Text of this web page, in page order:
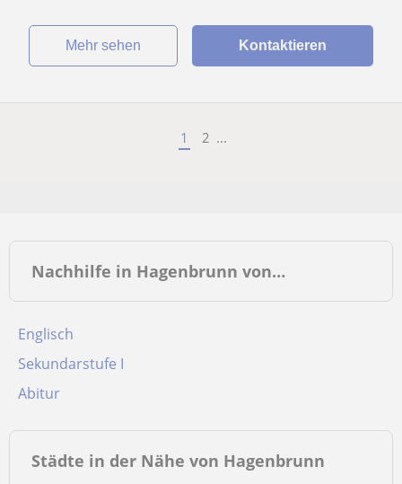
Mehr sehen Kontaktieren
1 2 ...
Nachhilfe in Hagenbrunn von…
Englisch
Sekundarstufe I
Abitur
Städte in der Nähe von Hagenbrunn